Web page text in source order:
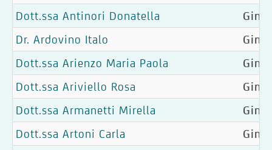
Dott.ssa Antinori Donatella
Dr. Ardovino Italo
Dott.ssa Arienzo Maria Paola
Dott.ssa Ariviello Rosa
Dott.ssa Armanetti Mirella
Dott.ssa Artoni Carla